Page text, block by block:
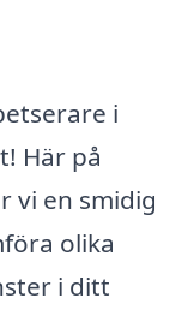
i
Här på
vi en smidig
olika
i ditt